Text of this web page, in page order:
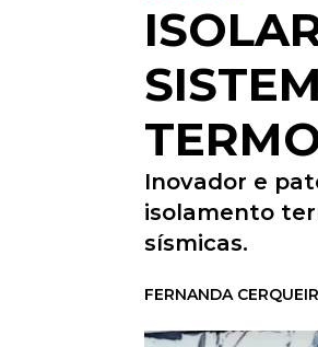
Inovador e
isolamento
sísmicas.
FERNANDA